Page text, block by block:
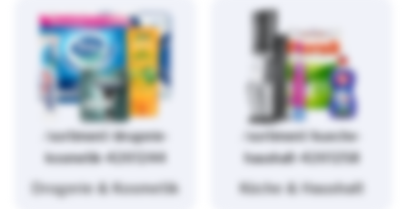
/sortiment/drogerie-
kosmetik-4261244
Drogerie & Kosmetik
/sortiment/kueche-
haushalt-4261258
Küche & Haushalt